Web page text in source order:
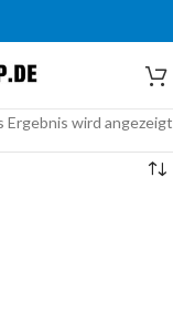
Ergebnis wird angezeigt